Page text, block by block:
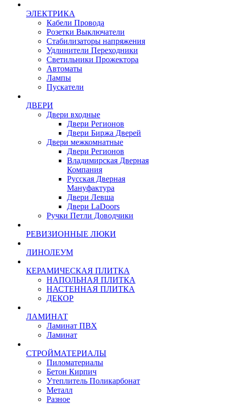
ЭЛЕКТРИКА
Кабели Провода
Розетки Выключатели
Стабилизаторы напряжения
Удлинители Переходники
Светильники Прожектора
Автоматы
Лампы
Пускатели
ДВЕРИ
Двери входные
Двери Регионов
Двери Биржа Дверей
Двери межкомнатные
Двери Регионов
Владимирская Дверная
Компания
Русская Дверная
Мануфактура
Двери Левша
Двери LaDoors
Ручки Петли Доводчики
РЕВИЗИОННЫЕ ЛЮКИ
ЛИНОЛЕУМ
КЕРАМИЧЕСКАЯ ПЛИТКА
НАПОЛЬНАЯ ПЛИТКА
НАСТЕННАЯ ПЛИТКА
ДЕКОР
ЛАМИНАТ
Ламинат ПВХ
Ламинат
СТРОЙМАТЕРИАЛЫ
Пиломатериалы
Бетон Кирпич
Утеплитель Поликарбонат
Металл
Разное